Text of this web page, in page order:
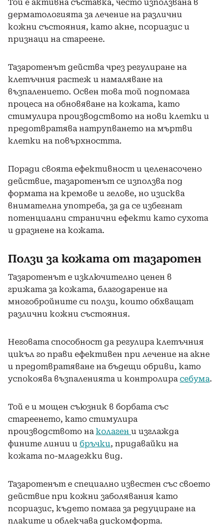
Той е активна съставка, често използвана в
дерматологията за лечение на различни
кожни състояния, като акне, псориазис и
признаци на стареене.
Тазаротенът действа чрез регулиране на
клетъчния растеж и намаляване на
възпалението. Освен това той подпомага
процеса на обновяване на кожата, като
стимулира производството на нови клетки и
предотвратява натрупването на мъртви
клетки на повърхността.
Поради своята ефективност и целенасочено
действие, тазаротенът се използва под
формата на кремове и гелове, но изисква
внимателна употреба, за да се избегнат
потенциални странични ефекти като сухота
и дразнене на кожата.
Ползи за кожата от тазаротен
Тазаротенът е изключително ценен в
грижата за кожата, благодарение на
многобройните си ползи, които обхващат
различни кожни състояния.
Неговата способност да регулира клетъчния
цикъл го прави ефективен при лечение на акне
и предотвратяване на бъдещи обриви, като
успокоява възпаленията и контролира себума.
Той е и мощен съюзник в борбата със
стареенето, като стимулира
производството на колаген и изглажда
фините линии и бръчки, придавайки на
кожата по-младежки вид.
Тазаротенът е специално известен със своето
действие при кожни заболявания като
псориазис, където помага за редуциране на
плаките и облекчава дискомфорта.